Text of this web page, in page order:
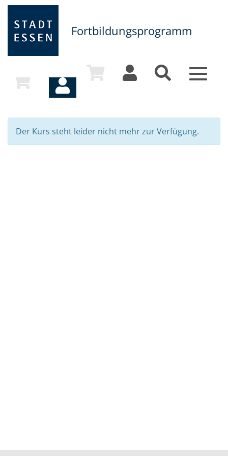
Fortbildungsprogramm
Toggle
Der Kurs steht leider nicht mehr zur Verfügung.